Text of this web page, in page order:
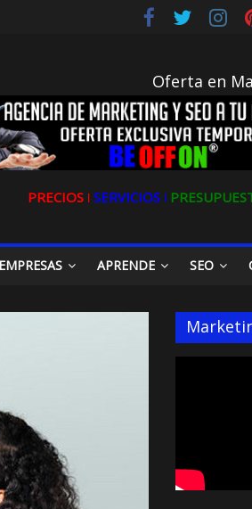
Oferta en
PRECIOS ǀ SERVICIOS ǀ
EMPRESAS APRENDE SEO